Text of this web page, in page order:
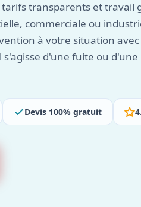
transparents et travail
commerciale ou
à votre situation
d'une fuite ou d'une
Devis 100% gratuit